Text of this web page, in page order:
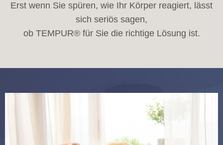
Erst wenn Sie spüren, wie Ihr Körper reagiert, lässt
sich seriös sagen,
ob TEMPUR® für Sie die richtige Lösung ist.